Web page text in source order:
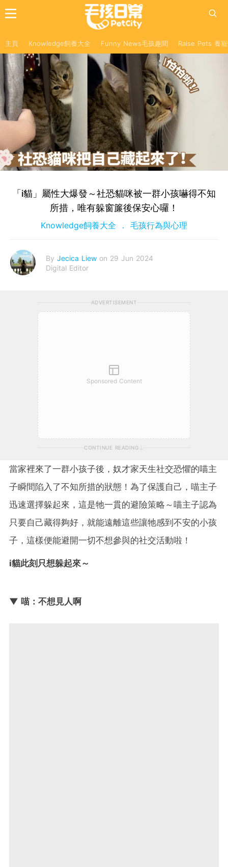
主頁 Knowledge飼養大全 Funny News毛孩趣聞 Raise Pets 養
「i貓」屬性大爆發～社恐貓咪被一群小孩嚇得不知
所措，唯有躲窗簾後保安心囉！
Knowledge飼養大全 毛孩行為與心理
By Jecica Liew on 29 Jun 2024
Digital Editor
ADVERTISEMENT
Sponsored Content
CONTINUE READING
當家裡來了一群小孩子後，奴才家天生社交恐懼的喵主
子瞬間陷入了不知所措的狀態！為了保護自己，喵主子
迅速選擇躲起來，這是牠一貫的避險策略～喵主子認為
只要自己藏得夠好，就能遠離這些讓牠感到不安的小孩
子，這樣便能避開一切不想參與的社交活動啦！
i貓此刻只想躲起來～
▼ 喵：不想見人啊